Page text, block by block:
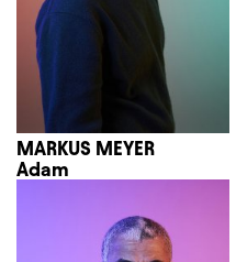
MARKUS MEYER
Adam